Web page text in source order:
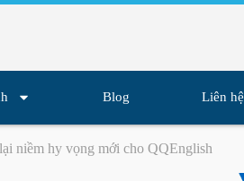
Blog Liên hệ
niềm hy vọng mới cho QQEnglish